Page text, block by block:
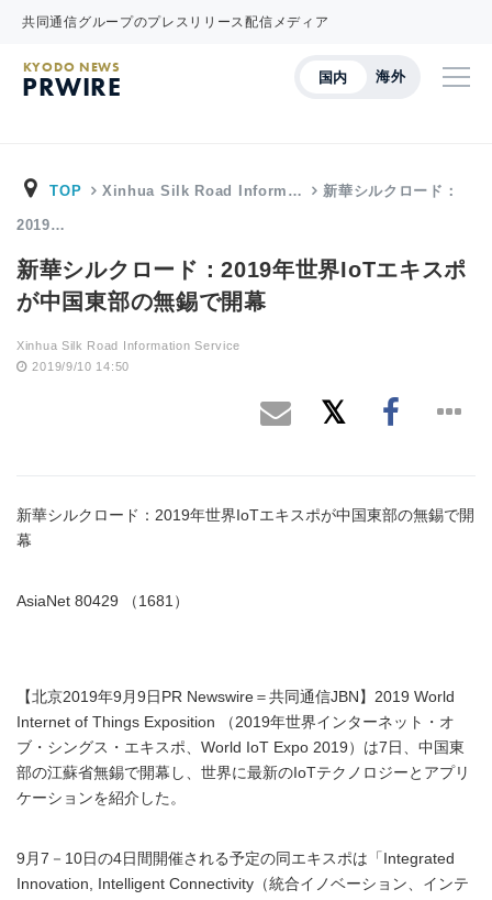
共同通信グループのプレスリリース配信メディア
国内 海外
KYODO NEWS
PRWIRE
TOP Xinhua Silk Road Inform… 新華シルクロード：
2019…
新華シルクロード：2019年世界IoTエキスポ
が中国東部の無錫で開幕
Xinhua Silk Road Information Service
2019/9/10 14:50
新華シルクロード：2019年世界IoTエキスポが中国東部の無錫で開
幕
AsiaNet 80429 （1681）
【北京2019年9月9日PR Newswire＝共同通信JBN】2019 World
Internet of Things Exposition （2019年世界インターネット・オ
ブ・シングス・エキスポ、World IoT Expo 2019）は7日、中国東
部の江蘇省無錫で開幕し、世界に最新のIoTテクノロジーとアプリ
ケーションを紹介した。
9月7－10日の4日間開催される予定の同エキスポは「Integrated
Innovation, Intelligent Connectivity（統合イノベーション、インテ